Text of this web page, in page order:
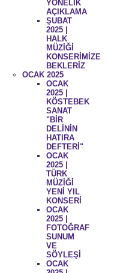
YÖNELİK
AÇIKLAMA
ŞUBAT
2025 |
HALK
MÜZİĞİ
KONSERİMİZE
BEKLERİZ
OCAK 2025
OCAK
2025 |
KÖSTEBEK
SANAT
"BİR
DELİNİN
HATIRA
DEFTERİ"
OCAK
2025 |
TÜRK
MÜZİĞİ
YENİ YIL
KONSERİ
OCAK
2025 |
FOTOĞRAF
SUNUM
VE
SÖYLEŞİ
OCAK